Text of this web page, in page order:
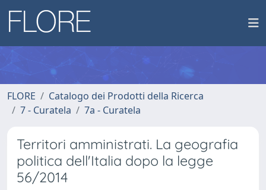
FLORE
Catalogo dei Prodotti della Ricerca
7 - Curatela
7a - Curatela
Territori amministrati. La geografia
politica dell'Italia dopo la legge
56/2014